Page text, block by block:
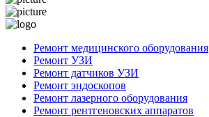
Ремонт медицинского оборудования
Ремонт УЗИ
Ремонт датчиков УЗИ
Ремонт эндоскопов
Ремонт лазерного оборудования
Ремонт рентгеновских аппаратов